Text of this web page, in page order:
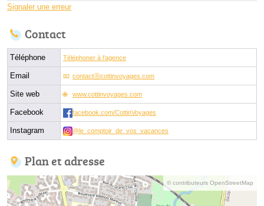
Signaler une erreur
Contact
Téléphone Téléphoner à l'agence
Email contactⓐcottinvoyages.com
Site web www.cottinvoyages.com
Facebook facebook.com/CottinVoyages
Instagram @le_comptoir_de_vos_vacances
Plan et adresse
© contributeurs OpenStreetMap